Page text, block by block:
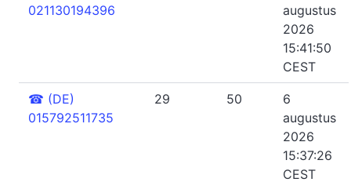
021130194396
augustus
2026
15:41:50
CEST
☎ (DE)
015792511735
29 50
6
augustus
2026
15:37:26
CEST